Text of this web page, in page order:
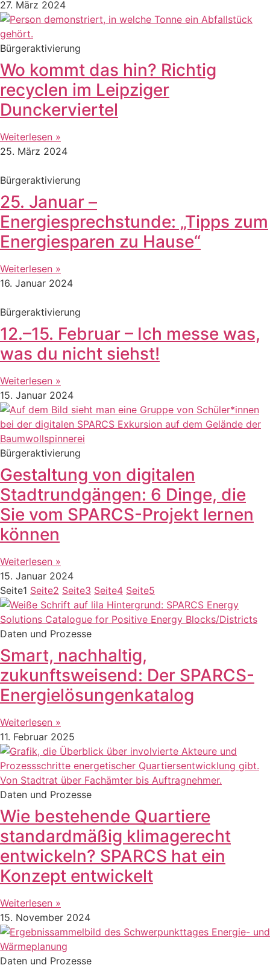
27. März 2024
Bürgeraktivierung
Wo kommt das hin? Richtig
recyclen im Leipziger
Dunckerviertel
Weiterlesen »
25. März 2024
Bürgeraktivierung
25. Januar –
Energiesprechstunde: „Tipps zum
Energiesparen zu Hause“
Weiterlesen »
16. Januar 2024
Bürgeraktivierung
12.–15. Februar – Ich messe was,
was du nicht siehst!
Weiterlesen »
15. Januar 2024
Bürgeraktivierung
Gestaltung von digitalen
Stadtrundgängen: 6 Dinge, die
Sie vom SPARCS-Projekt lernen
können
Weiterlesen »
15. Januar 2024
Seite1 Seite2 Seite3 Seite4 Seite5
Daten und Prozesse
Smart, nachhaltig,
zukunftsweisend: Der SPARCS-
Energielösungenkatalog
Weiterlesen »
11. Februar 2025
Daten und Prozesse
Wie bestehende Quartiere
standardmäßig klimagerecht
entwickeln? SPARCS hat ein
Konzept entwickelt
Weiterlesen »
15. November 2024
Daten und Prozesse